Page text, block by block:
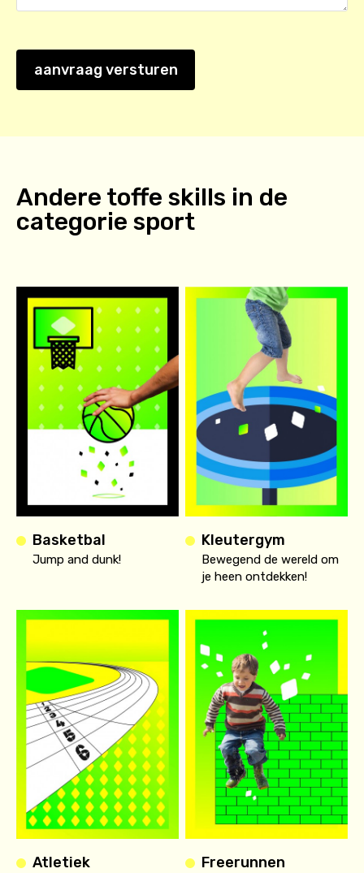
aanvraag versturen
Andere toffe skills in de
categorie sport
Basketbal
Jump and dunk!
Kleutergym
Bewegend de wereld om
je heen ontdekken!
Atletiek Freerunnen